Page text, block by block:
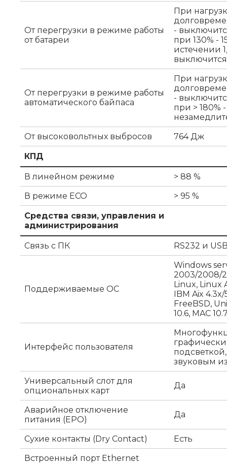
От перегрузки в режиме работы
от батареи
При
-
при 130% -
истечении
От перегрузки в режиме работы
автоматического байпаса
При
-
при > 180%
От высоковольтных выбросов
764 Дж
КПД
В линейном режиме
> 88 %
В режиме ECO
> 95 %
Средства связи, управления и
администрирования
Связь с ПК RS232 и
Поддерживаемые ОС
Windows
2003/2008/
Linux, Linux
IBM Aix 4.3x/
FreeBSD,
10.6, MAC
Интерфейс пользователя
звуковым
Универсальный слот для
опциональных карт
Да
Аварийное отключение
питания (EPO)
Да
Сухие контакты (Dry Contact)
Есть
Встроенный порт Ethernet